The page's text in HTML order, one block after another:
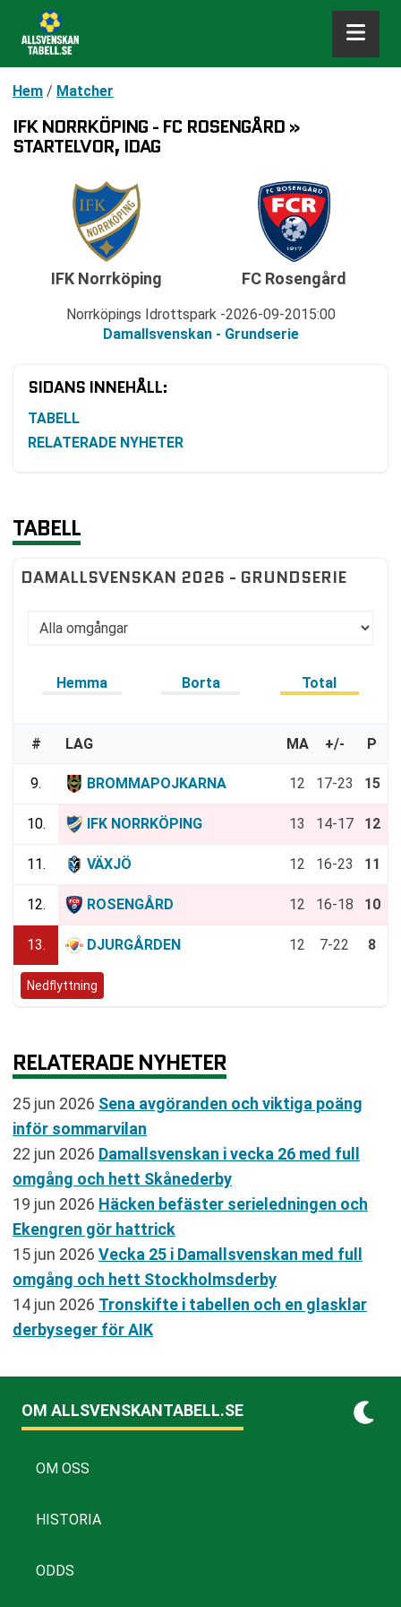
Hem / Matcher
IFK NORRKÖPING - FC ROSENGÅRD »
STARTELVOR, IDAG
IFK Norrköping
Norrköpings Idrottspark 2026-09-2015:00
Damallsvenskan - Grundserie
FC Rosengård
SIDANS INNEHÅLL:
TABELL
RELATERADE NYHETER
TABELL
DAMALLSVENSKAN 2026 - GRUNDSERIE
Hemma Borta Total
# LAG MA +/- P
9. BROMMAPOJKARNA 12 17-23 15
10. IFK NORRKÖPING 13 14-17 12
11. VÄXJÖ 12 16-23 11
12. ROSENGÅRD 12 16-18 10
13. DJURGÅRDEN 12 7-22 8
Nedflyttning
RELATERADE NYHETER
25 jun 2026 Sena avgöranden och viktiga poäng
inför sommarvilan
22 jun 2026 Damallsvenskan i vecka 26 med full
omgång och hett Skånederby
19 jun 2026 Häcken befäster serieledningen och
Ekengren gör hattrick
15 jun 2026 Vecka 25 i Damallsvenskan med full
omgång och hett Stockholmsderby
14 jun 2026 Tronskifte i tabellen och en glasklar
derbyseger för AIK
OM ALLSVENSKANTABELL.SE
OM OSS
HISTORIA
ODDS